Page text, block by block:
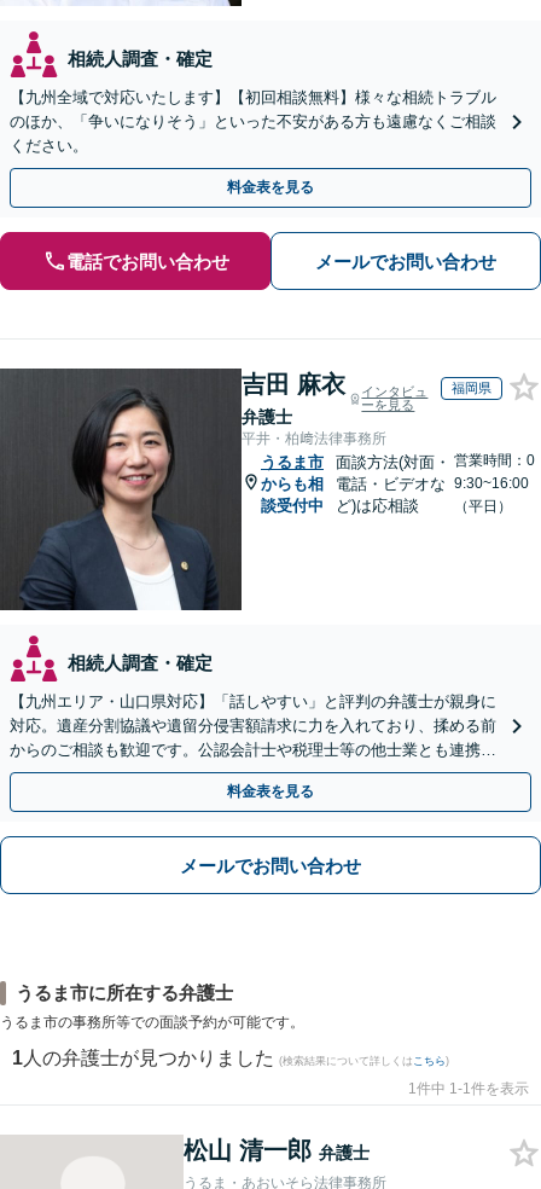
相続人調査・確定
【九州全域で対応いたします】【初回相談無料】様々な相続トラブル
のほか、「争いになりそう」といった不安がある方も遠慮なくご相談
ください。
料金表を見る
電話でお問い合わせ メールでお問い合わせ
吉田 麻衣
弁護士
インタビュ
ーを見る
福岡県
平井・柏﨑法律事務所
うるま市
からも相
談受付中
面談方法(対面・
電話・ビデオな
ど)は応相談
営業時間：0
9:30~16:00
（平日）
相続人調査・確定
【九州エリア・山口県対応】「話しやすい」と評判の弁護士が親身に
対応。遺産分割協議や遺留分侵害額請求に力を入れており、揉める前
からのご相談も歓迎です。公認会計士や税理士等の他士業とも連携
し、円満な解決を全力でサポートいたします。
料金表を見る
メールでお問い合わせ
うるま市に所在する弁護士
うるま市の事務所等での面談予約が可能です。
1 人の弁護士が見つかりました (検索結果について詳しくは こちら)
1件中 1-1件を表示
松山 清一郎 弁護士
うるま・あおいそら法律事務所